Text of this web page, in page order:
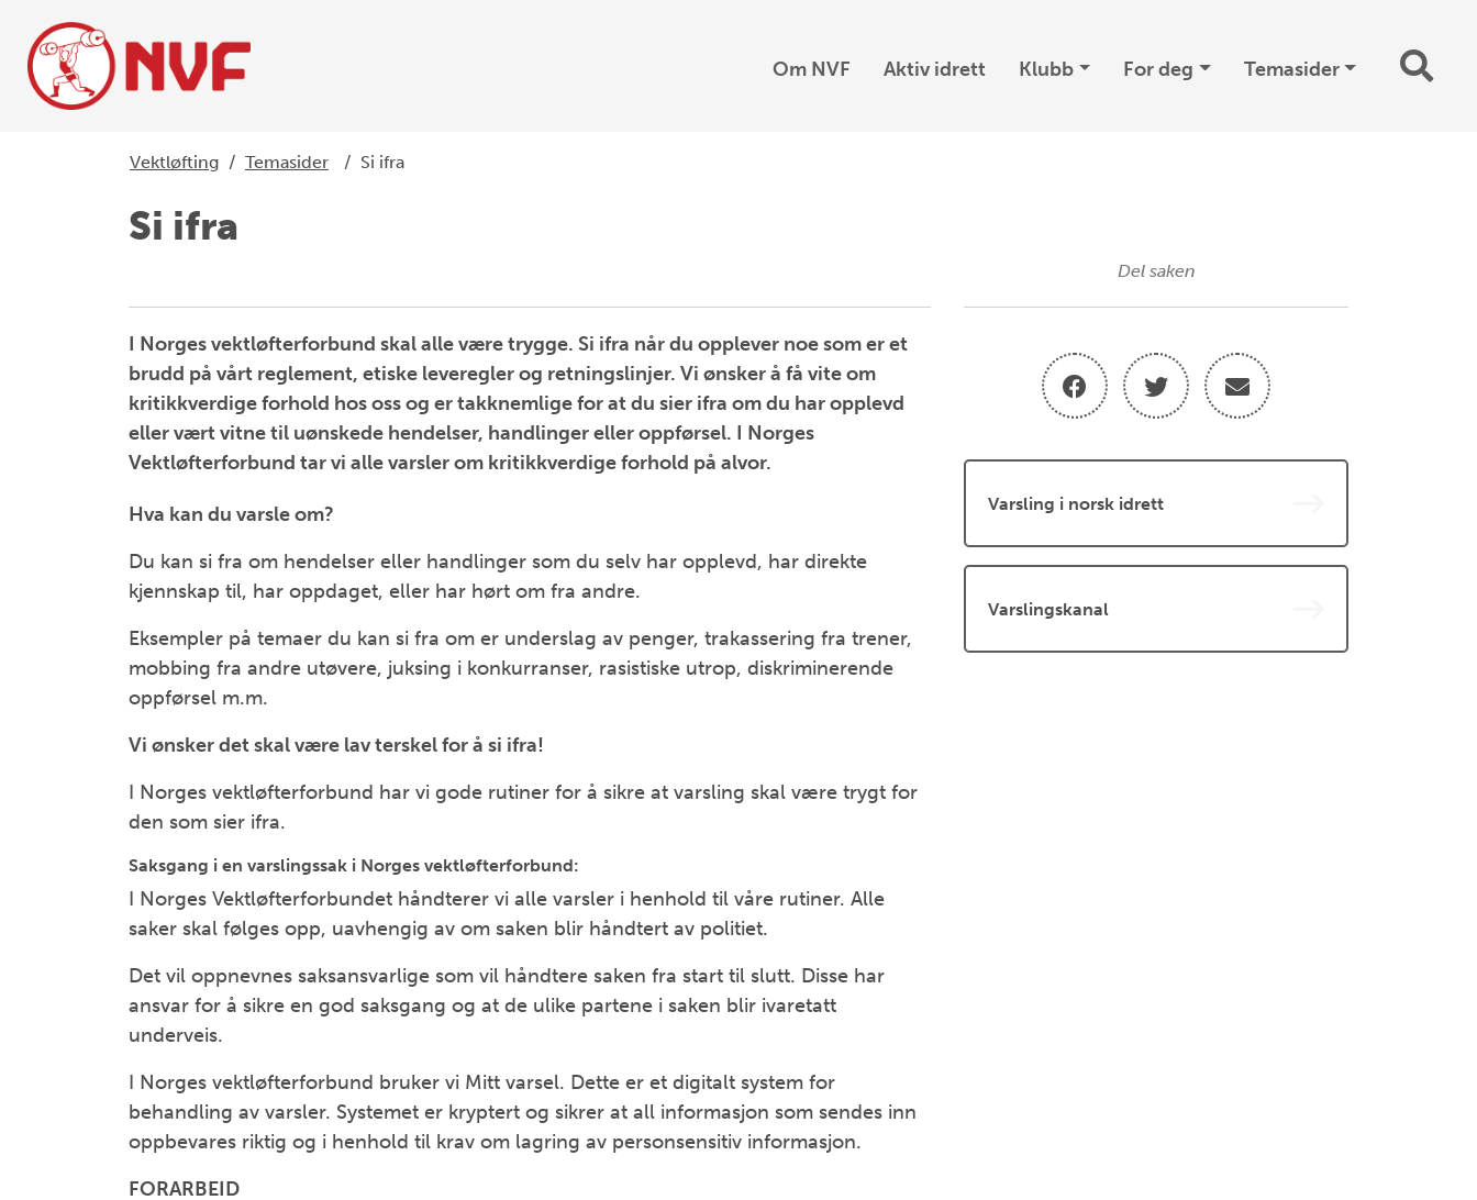
Om NVF Aktiv idrett Klubb For deg Temasider
Vektløfting / Temasider / Si ifra
Si ifra
I Norges vektløfterforbund skal alle være trygge. Si ifra når du opplever noe som er et
brudd på vårt reglement, etiske leveregler og retningslinjer. Vi ønsker å få vite om
kritikkverdige forhold hos oss og er takknemlige for at du sier ifra om du har opplevd
eller vært vitne til uønskede hendelser, handlinger eller oppførsel. I Norges
Vektløfterforbund tar vi alle varsler om kritikkverdige forhold på alvor.
Hva kan du varsle om?
Du kan si fra om hendelser eller handlinger som du selv har opplevd, har direkte
kjennskap til, har oppdaget, eller har hørt om fra andre.
Eksempler på temaer du kan si fra om er underslag av penger, trakassering fra trener,
mobbing fra andre utøvere, juksing i konkurranser, rasistiske utrop, diskriminerende
oppførsel m.m.
Vi ønsker det skal være lav terskel for å si ifra!
I Norges vektløfterforbund har vi gode rutiner for å sikre at varsling skal være trygt for
den som sier ifra.
Saksgang i en varslingssak i Norges vektløfterforbund:
I Norges Vektløfterforbundet håndterer vi alle varsler i henhold til våre rutiner. Alle
saker skal følges opp, uavhengig av om saken blir håndtert av politiet.
Det vil oppnevnes saksansvarlige som vil håndtere saken fra start til slutt. Disse har
ansvar for å sikre en god saksgang og at de ulike partene i saken blir ivaretatt
underveis.
I Norges vektløfterforbund bruker vi Mitt varsel. Dette er et digitalt system for
behandling av varsler. Systemet er kryptert og sikrer at all informasjon som sendes inn
oppbevares riktig og i henhold til krav om lagring av personsensitiv informasjon.
FORARBEID
Del saken
Varsling i norsk idrett
Varslingskanal